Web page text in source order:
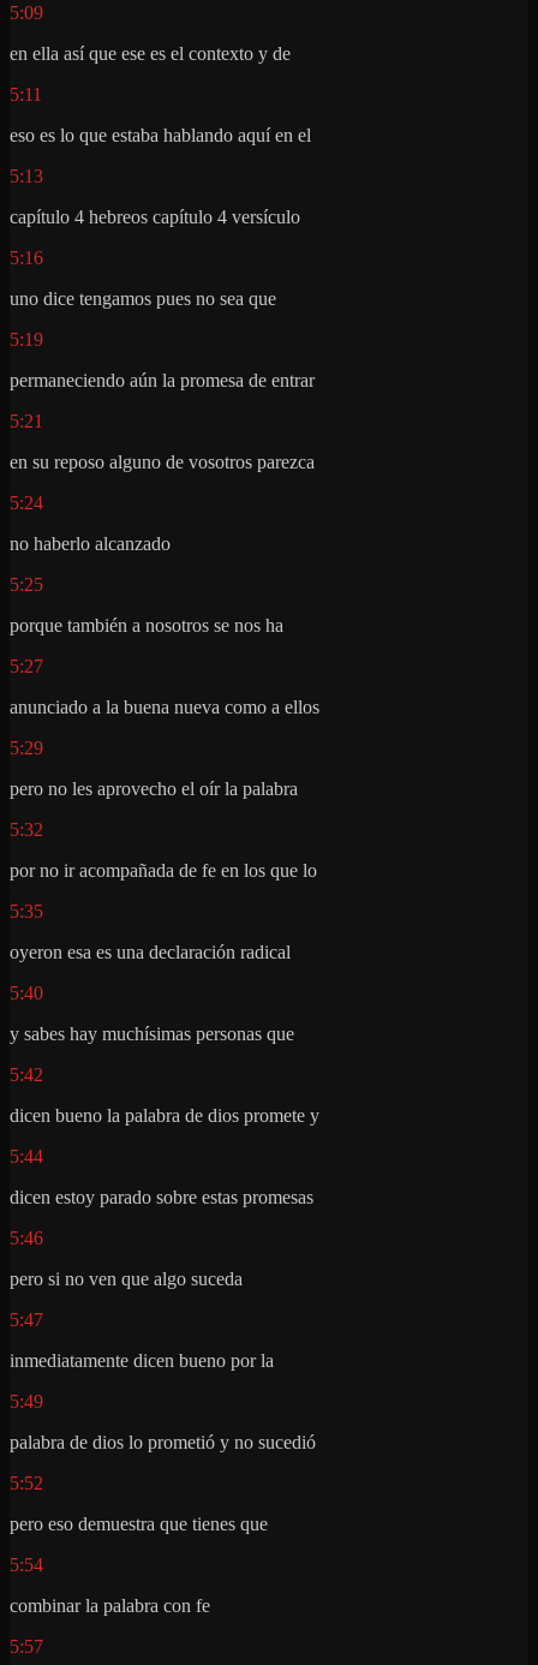
5:09
en ella así que ese es el contexto y de
5:11
eso es lo que estaba hablando aquí en el
5:13
capítulo 4 hebreos capítulo 4 versículo
5:16
uno dice tengamos pues no sea que
5:19
permaneciendo aún la promesa de entrar
5:21
en su reposo alguno de vosotros parezca
5:24
no haberlo alcanzado
5:25
porque también a nosotros se nos ha
5:27
anunciado a la buena nueva como a ellos
5:29
pero no les aprovecho el oír la palabra
5:32
por no ir acompañada de fe en los que lo
5:35
oyeron esa es una declaración radical
5:40
y sabes hay muchísimas personas que
5:42
dicen bueno la palabra de dios promete y
5:44
dicen estoy parado sobre estas promesas
5:46
pero si no ven que algo suceda
5:47
inmediatamente dicen bueno por la
5:49
palabra de dios lo prometió y no sucedió
5:52
pero eso demuestra que tienes que
5:54
combinar la palabra con fe
5:57